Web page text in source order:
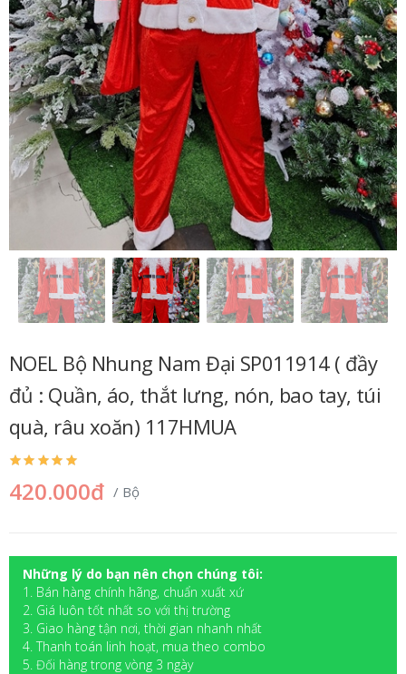
NOEL Bộ Nhung Nam Đại SP011914 ( đầy
đủ : Quần, áo, thắt lưng, nón, bao tay, túi
quà, râu xoăn) 117HMUA
420.000đ / Bộ
Những lý do bạn nên chọn chúng tôi:
1. Bán hàng chính hãng, chuẩn xuất xứ
2. Giá luôn tốt nhất so với thị trường
3. Giao hàng tận nơi, thời gian nhanh nhất
4. Thanh toán linh hoạt, mua theo combo
5. Đối hàng trong vòng 3 ngày